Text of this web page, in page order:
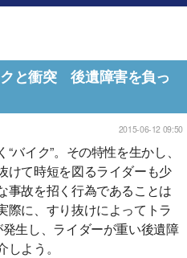
と衝突 後遺障害を負っ
2015-06-12 09:50
イク”。その特性を生かし、
けて時短を図るライダーも少
事故を招く行為であることは
際に、すり抜けによってトラ
生し、ライダーが重い後遺障
よう。